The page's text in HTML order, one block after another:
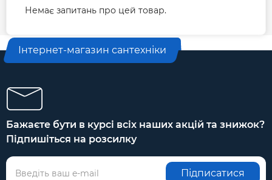
Немає запитань про цей товар.
Інтернет-магазин сантехніки
Бажаєте бути в курсі всіх наших акцій та знижок?
Підпишіться на розсилку
Підписатися